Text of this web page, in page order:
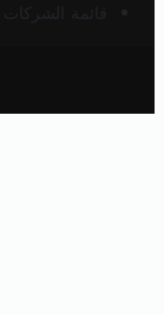
قائمة الشركات